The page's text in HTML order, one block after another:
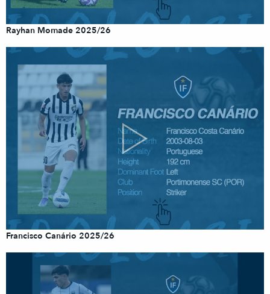
Rayhan Momade 2025/26
Francisco Canário 2025/26